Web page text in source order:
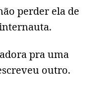
perder ela de
pra uma
outro.